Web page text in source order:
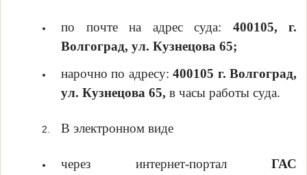
по почте на адрес суда: 400105, г.
Волгоград, ул. Кузнецова 65;
нарочно по адресу:400105 г. Волгоград,
ул. Кузнецова 65, в часы работы суда.
В электронном виде
через интернет-портал ГАС